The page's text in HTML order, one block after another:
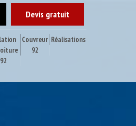
Devis gratuit
92
Couvreur
92
Réalisations